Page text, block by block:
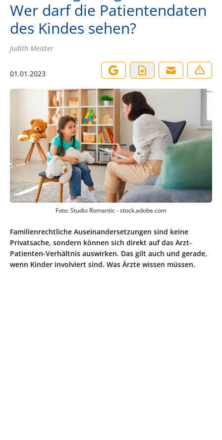
Wer darf die Patientendaten
des Kindes sehen?
Judith Meister
01.01.2023
Foto: Studio Romantic - stock.adobe.com
Familienrechtliche Auseinandersetzungen sind keine
Privatsache, sondern können sich direkt auf das Arzt-
Patienten-Verhältnis auswirken. Das gilt auch und gerade,
wenn Kinder involviert sind. Was Ärzte wissen müssen.